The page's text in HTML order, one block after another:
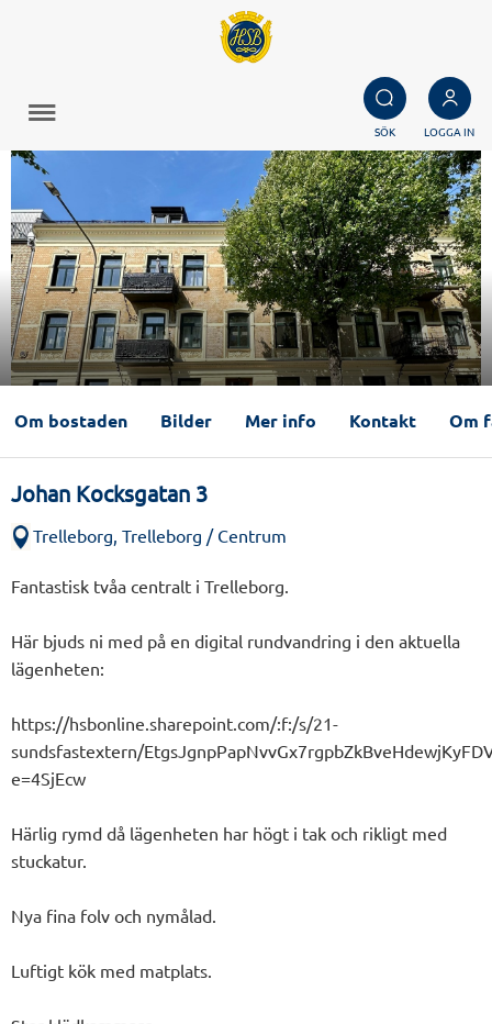
SÖK LOGGA IN
Om bostaden Bilder Mer info Kontakt Om
Johan Kocksgatan 3
Trelleborg, Trelleborg / Centrum
Fantastisk tvåa centralt i Trelleborg.
Här bjuds ni med på en digital rundvandring i den aktuella
lägenheten:
https://hsbonline.sharepoint.com/:f:/s/21-
sundsfastextern/
e=4SjEcw
Härlig rymd då lägenheten har högt i tak och rikligt med
stuckatur.
Nya fina folv och nymålad.
Luftigt kök med matplats.